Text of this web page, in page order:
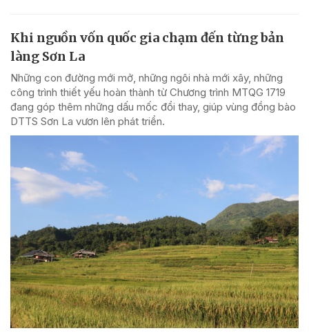
Khi nguồn vốn quốc gia chạm đến từng bản
làng Sơn La
Những con đường mới mở, những ngôi nhà mới xây, những
công trình thiết yếu hoàn thành từ Chương trình MTQG 1719
đang góp thêm những dấu mốc đổi thay, giúp vùng đồng bào
DTTS Sơn La vươn lên phát triển.